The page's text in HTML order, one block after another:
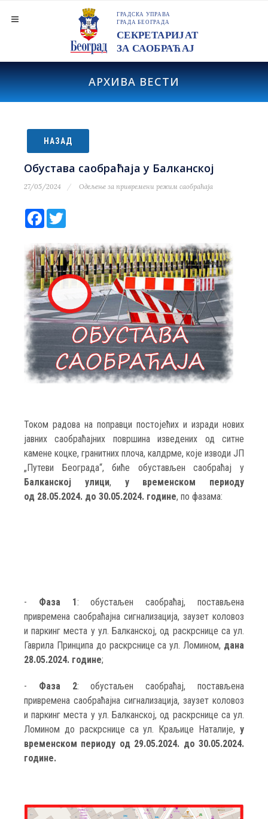
АРХИВА ВЕСТИ
НАЗАД
Обустава саобраћаја у Балканској
27/05/2024 Одељење за привремени режим саобраћаја
Facebook
Током радова на поправци постојећих и изради нових
јавних саобраћајних површина изведених од ситне
камене коцке, гранитних плоча, калдрме, које изводи ЈП
„Путеви Београда“, биће обустављен саобраћај у
Балканској улици, у временском периоду
од 28.05.2024. до 30.05.2024. године, по фазама:
- Фаза 1: обустаљен саобраћај, постављена
привремена саобраћајна сигнализација, заузет коловоз
и паркинг места у ул. Балканској, од раскрснице са ул.
Гаврила Принципа до раскрснице са ул. Ломином, дана
28.05.2024. године;
- Фаза 2: обустаљен саобраћај, постављена
привремена саобраћајна сигнализација, заузет коловоз
и паркинг места у ул. Балканској, од раскрснице са ул.
Ломином до раскрснице са ул. Краљице Наталије, у
временском периоду од 29.05.2024. до 30.05.2024.
године.